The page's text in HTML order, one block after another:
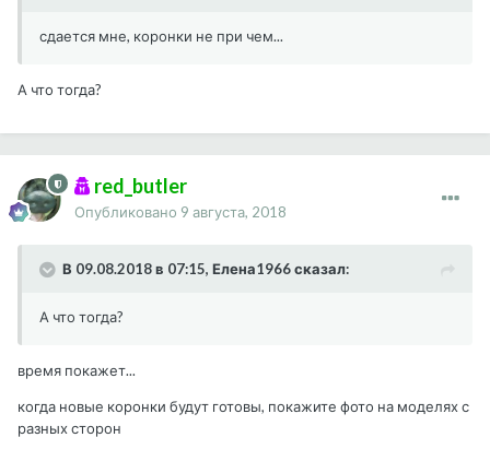
сдается мне, коронки не при чем...
А что тогда?
red_butler
Опубликовано 9 августа, 2018
В 09.08.2018 в 07:15, Елена1966 сказал:
А что тогда?
время покажет...
когда новые коронки будут готовы, покажите фото на моделях с
разных сторон